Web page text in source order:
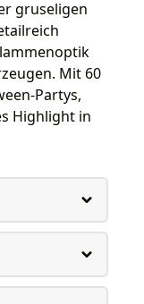
gruseligen
Mit 60
Partys,
Highlight in